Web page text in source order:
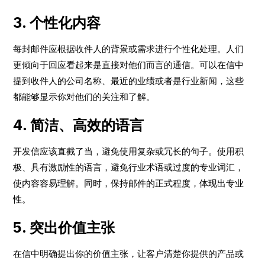
3. 个性化内容
每封邮件应根据收件人的背景或需求进行个性化处理。人们
更倾向于回应看起来是直接对他们而言的通信。可以在信中
提到收件人的公司名称、最近的业绩或者是行业新闻，这些
都能够显示你对他们的关注和了解。
4. 简洁、高效的语言
开发信应该直截了当，避免使用复杂或冗长的句子。使用积
极、具有激励性的语言，避免行业术语或过度的专业词汇，
使内容容易理解。同时，保持邮件的正式程度，体现出专业
性。
5. 突出价值主张
在信中明确提出你的价值主张，让客户清楚你提供的产品或